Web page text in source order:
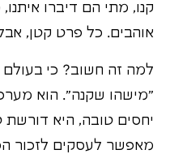
קנו, מתי הם דיברו
אוהבים. כל פרט קטן,
למה זה חשוב? כי
"מישהו שקנה". הוא
מאפשר לעסקים לזכור